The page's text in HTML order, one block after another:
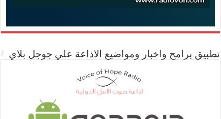
تطبيق برامج واخبار ومواضيع الاذاعة علي جوجل بلاي